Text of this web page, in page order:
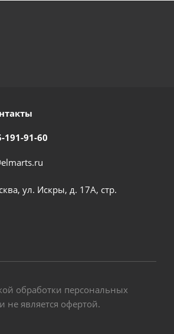
191-91-60
ул. Искры, д. 17А, стр.
обработки персональных
является офертой.